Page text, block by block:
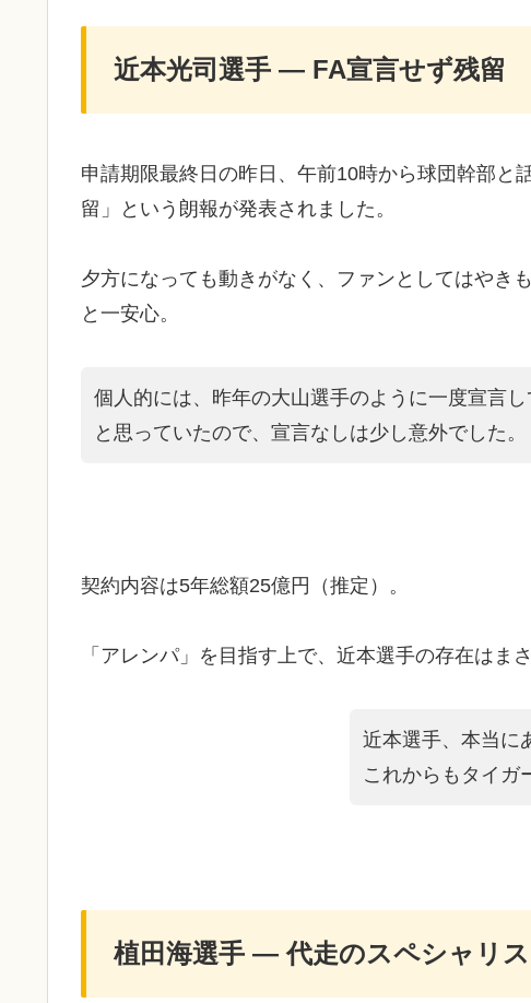
近本光司選手 ― FA宣言せず残留
申請期限最終日の昨日、午前10時から球団幹部と
留」という朗報が発表されました。
夕方になっても動きがなく、ファンとしてはやき
と一安心。
個人的には、昨年の大山選手のように一度宣言
と思っていたので、宣言なしは少し意外でした。
契約内容は5年総額25億円（推定）。
「アレンパ」を目指す上で、近本選手の存在はま
近本選手、本当に
これからもタイガ
植田海選手 ― 代走のスペシャリ